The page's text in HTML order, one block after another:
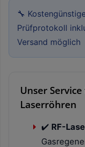
🔧
Prüfprotokoll
Versand
Unser
Laserröhren
✔️ RF-